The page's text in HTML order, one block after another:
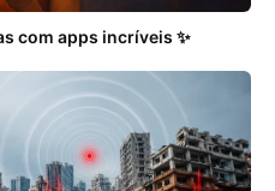
com apps incríveis ✨